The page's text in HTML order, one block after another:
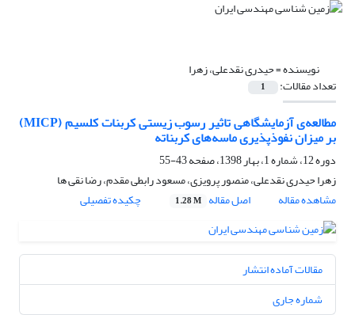
نویسنده =حیدری نقدعلی، زهرا
تعداد مقالات: 1
مطالعه‌ی آزمایشگاهی تاثیر رسوب زیستی کربنات کلسیم (MICP)
بر میزان نفوذپذیری ماسه‌های کربناته
دوره 12، شماره 1، بهار 1398، صفحه
43-55
زهرا حیدری نقدعلی، منصور پرویزی، مسعود رابطی مقدم، رضا نقی ها
مشاهده مقاله
اصل مقاله 1.28 M چکیده تفصیلی
مقالات آماده انتشار
شماره جاری